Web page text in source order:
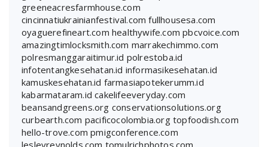
greeneacresfarmhouse.com
cincinnatiukrainianfestival.com fullhousesa.com
oyaguerefineart.com healthywife.com pbcvoice.com
amazingtimlocksmith.com marrakechimmo.com
polresmanggaraitimur.id polrestoba.id
infotentangkesehatan.id informasikesehatan.id
kamuskesehatan.id farmasiapotekerumm.id
kabarmataram.id cakelifeeveryday.com
beansandgreens.org conservationsolutions.org
curbearth.com pacificocolombia.org topfoodish.com
hello-trove.com pmigconference.com